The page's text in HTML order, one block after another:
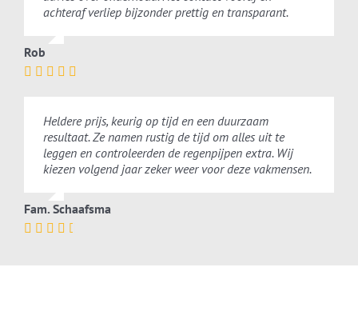
achteraf verliep bijzonder prettig en transparant.
Rob
Heldere prijs, keurig op tijd en een duurzaam
resultaat. Ze namen rustig de tijd om alles uit te
leggen en controleerden de regenpijpen extra. Wij
kiezen volgend jaar zeker weer voor deze vakmensen.
Fam. Schaafsma